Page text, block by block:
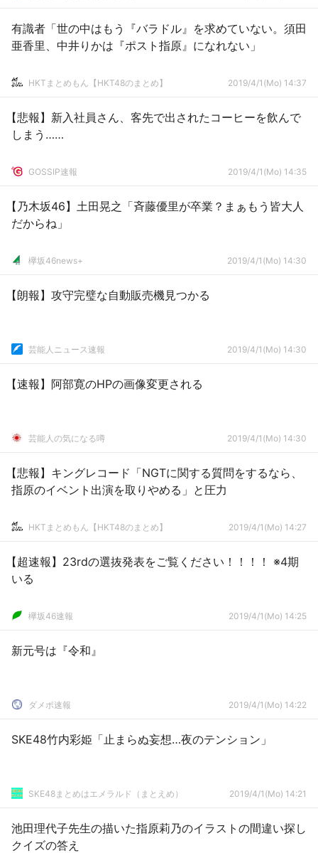
有識者「世の中はもう『バラドル』を求めていない。須田
亜香里、中井りかは『ポスト指原』になれない」
HKTまとめもん【HKT48のまとめ】 2019/4/1(Mo) 14:37
【悲報】新入社員さん、客先で出されたコーヒーを飲んで
しまう……
GOSSIP速報 2019/4/1(Mo) 14:35
【乃木坂46】土田晃之「斉藤優里が卒業？まぁもう皆大人
だからね」
欅坂46news+ 2019/4/1(Mo) 14:30
【朗報】攻守完璧な自動販売機見つかる
芸能人ニュース速報 2019/4/1(Mo) 14:30
【速報】阿部寛のHPの画像変更される
芸能人の気になる噂 2019/4/1(Mo) 14:30
【悲報】キングレコード「NGTに関する質問をするなら、
指原のイベント出演を取りやめる」と圧力
HKTまとめもん【HKT48のまとめ】 2019/4/1(Mo) 14:27
【超速報】23rdの選抜発表をご覧ください！！！！ ※4期
いる
欅坂46速報 2019/4/1(Mo) 14:25
新元号は『令和』
ダメポ速報 2019/4/1(Mo) 14:22
SKE48竹内彩姫「止まらぬ妄想…夜のテンション」
SKE48まとめはエメラルド（まとえめ） 2019/4/1(Mo) 14:21
池田理代子先生の描いた指原莉乃のイラストの間違い探し
クイズの答え